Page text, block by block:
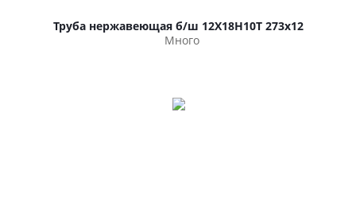
Труба нержавеющая б/ш 12Х18Н10Т 273х12
Много